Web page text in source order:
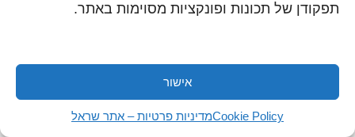
תפקודן של תכונות ופונקציות מסוימות באתר.
אישור
Cookie Policyמדיניות פרטיות – אתר שראל